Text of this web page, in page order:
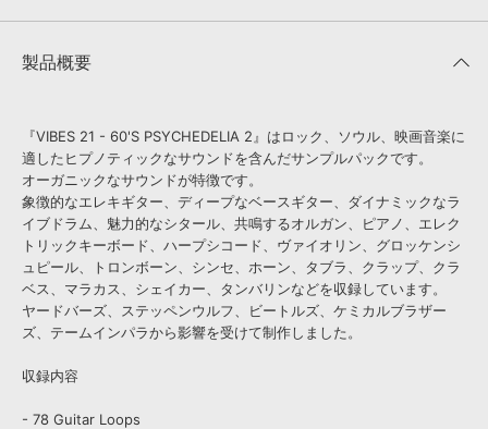
製品概要
『VIBES 21 - 60'S PSYCHEDELIA 2』はロック、ソウル、映画音楽に
適したヒプノティックなサウンドを含んだサンプルパックです。
オーガニックなサウンドが特徴です。
象徴的なエレキギター、ディープなベースギター、ダイナミックなラ
イブドラム、魅力的なシタール、共鳴するオルガン、ピアノ、エレク
トリックキーボード、ハープシコード、ヴァイオリン、グロッケンシ
ュピール、トロンボーン、シンセ、ホーン、タブラ、クラップ、クラ
ベス、マラカス、シェイカー、タンバリンなどを収録しています。
ヤードバーズ、ステッペンウルフ、ビートルズ、ケミカルブラザー
ズ、テームインパラから影響を受けて制作しました。
収録内容
- 78 Guitar Loops